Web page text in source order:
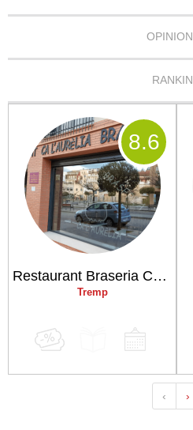
Restaurant Braseria Ca l'Aurèlia
Tremp
8.6
‹ ›